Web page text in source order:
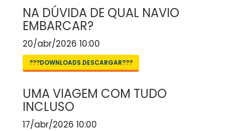
NA DÚVIDA DE QUAL NAVIO
EMBARCAR?
20/abr/2026 10:00
???DOWNLOADS.DESCARGAR???
UMA VIAGEM COM TUDO
INCLUSO
17/abr/2026 10:00